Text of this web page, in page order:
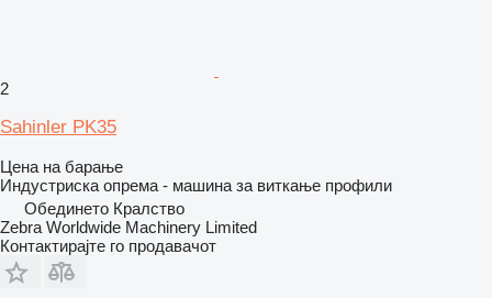
2
Sahinler PK35
Цена на барање
Индустриска опрема - машина за виткање профили
Обединето Кралство
Zebra Worldwide Machinery Limited
Контактирајте го продавачот